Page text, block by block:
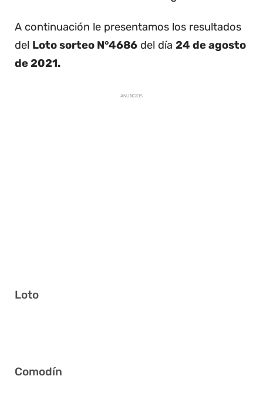
A continuación le presentamos los resultados
del Loto sorteo N°4686 del día 24 de agosto
de 2021.
ANUNCIOS
Loto
Comodín